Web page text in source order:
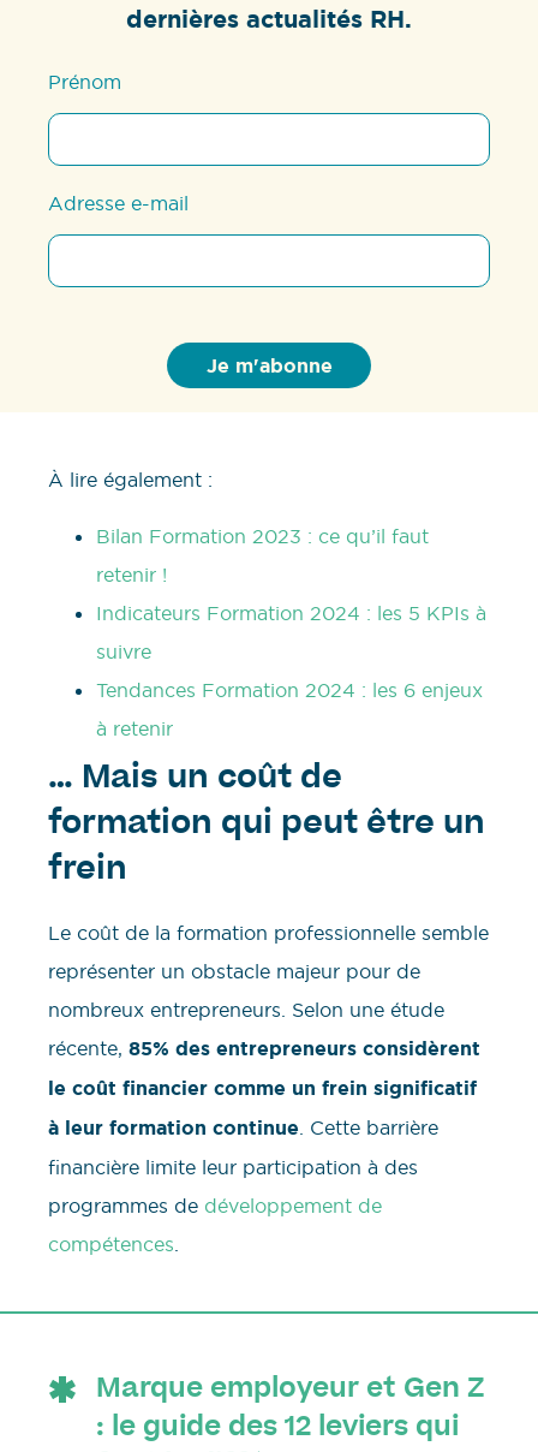
dernières actualités RH.
Prénom
Adresse e-mail
À lire également :
Bilan Formation 2023 : ce qu’il faut
retenir !
Indicateurs Formation 2024 : les 5 KPIs à
suivre
Tendances Formation 2024 : les 6 enjeux
à retenir
… Mais un coût de
formation qui peut être un
frein
Le coût de la formation professionnelle semble
représenter un obstacle majeur pour de
nombreux entrepreneurs. Selon une étude
récente, 85% des entrepreneurs considèrent
le coût financier comme un frein significatif
à leur formation continue . Cette barrière
financière limite leur participation à des
programmes de développement de
compétences
Marque employeur et Gen Z
: le guide des 12 leviers qui